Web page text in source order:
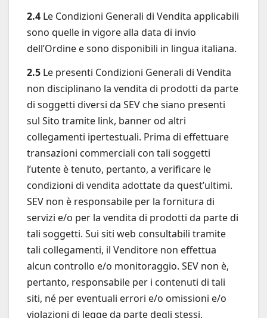
2.4 Le Condizioni Generali di Vendita applicabili
sono quelle in vigore alla data di invio
dell’Ordine e sono disponibili in lingua italiana.
2.5 Le presenti Condizioni Generali di Vendita
non disciplinano la vendita di prodotti da parte
di soggetti diversi da SEV che siano presenti
sul Sito tramite link, banner od altri
collegamenti ipertestuali. Prima di effettuare
transazioni commerciali con tali soggetti
l’utente è tenuto, pertanto, a verificare le
condizioni di vendita adottate da quest’ultimi.
SEV non è responsabile per la fornitura di
servizi e/o per la vendita di prodotti da parte di
tali soggetti. Sui siti web consultabili tramite
tali collegamenti, il Venditore non effettua
alcun controllo e/o monitoraggio. SEV non è,
pertanto, responsabile per i contenuti di tali
siti, né per eventuali errori e/o omissioni e/o
violazioni di legge da parte degli stessi.